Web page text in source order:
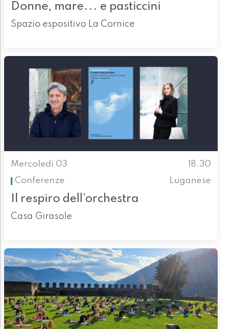
Donne, mare... e pasticcini
Spazio espositivo La Cornice
Mercoledì 03
18.30
Conferenze
Luganese
Il respiro dell’orchestra
Casa Girasole